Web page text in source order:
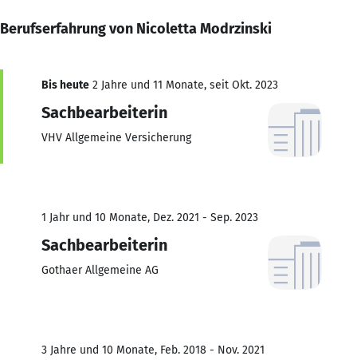
Berufserfahrung von Nicoletta Modrzinski
Bis heute 2 Jahre und 11 Monate, seit Okt. 2023
Sachbearbeiterin
VHV Allgemeine Versicherung
1 Jahr und 10 Monate, Dez. 2021 - Sep. 2023
Sachbearbeiterin
Gothaer Allgemeine AG
3 Jahre und 10 Monate, Feb. 2018 - Nov. 2021